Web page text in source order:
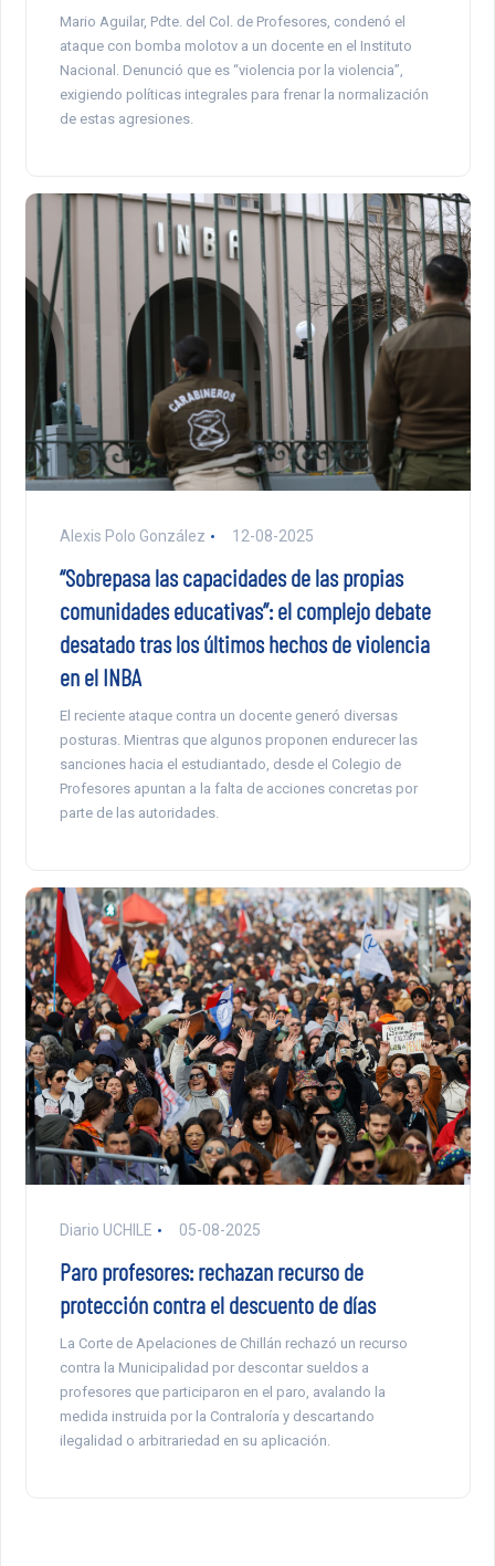
Mario Aguilar, Pdte. del Col. de Profesores, condenó el
ataque con bomba molotov a un docente en el Instituto
Nacional. Denunció que es “violencia por la violencia”,
exigiendo políticas integrales para frenar la normalización
de estas agresiones.
Alexis Polo González 12-08-2025
“Sobrepasa las capacidades de las propias
comunidades educativas”: el complejo debate
desatado tras los últimos hechos de violencia
en el INBA
El reciente ataque contra un docente generó diversas
posturas. Mientras que algunos proponen endurecer las
sanciones hacia el estudiantado, desde el Colegio de
Profesores apuntan a la falta de acciones concretas por
parte de las autoridades.
Diario UCHILE 05-08-2025
Paro profesores: rechazan recurso de
protección contra el descuento de días
La Corte de Apelaciones de Chillán rechazó un recurso
contra la Municipalidad por descontar sueldos a
profesores que participaron en el paro, avalando la
medida instruida por la Contraloría y descartando
ilegalidad o arbitrariedad en su aplicación.